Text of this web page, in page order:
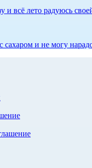
и всё лето радуюсь
и не могу